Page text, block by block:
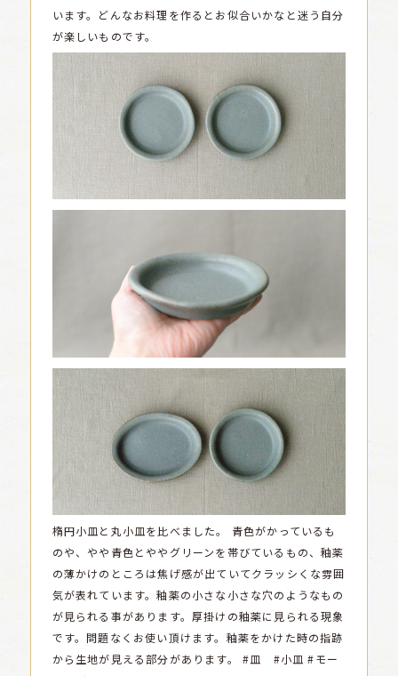
います。どんなお料理を作るとお似合いかなと迷う自分
が楽しいものです。
楕円小皿と丸小皿を比べました。
青色がかっているも
のや、やや青色とややグリーンを帯びているもの、釉薬
の薄かけのところは焦げ感が出ていてクラッシくな雰囲
気が表れています。釉薬の小さな小さな穴のようなもの
が見られる事があります。厚掛けの釉薬に見られる現象
です。問題なくお使い頂けます。釉薬をかけた時の指跡
から生地が見える部分があります。
#皿 #小皿 #モー